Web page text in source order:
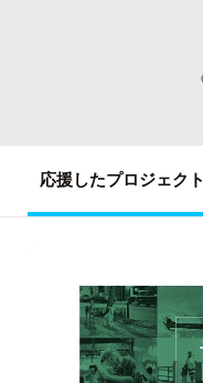
応援したプロジェクト